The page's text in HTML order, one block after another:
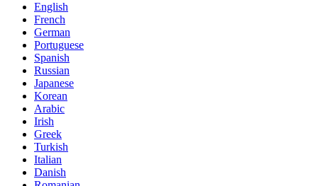
English
French
German
Portuguese
Spanish
Russian
Japanese
Korean
Arabic
Irish
Greek
Turkish
Italian
Danish